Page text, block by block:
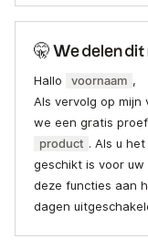
🤫 We delen
Hallo voornaam ,
Als vervolg op
we een gratis
product . Als u
geschikt is voor
deze functies aan
dagen